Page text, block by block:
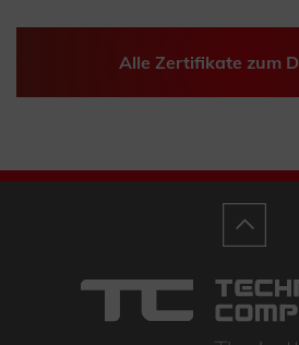
Alle Zertifikate zum